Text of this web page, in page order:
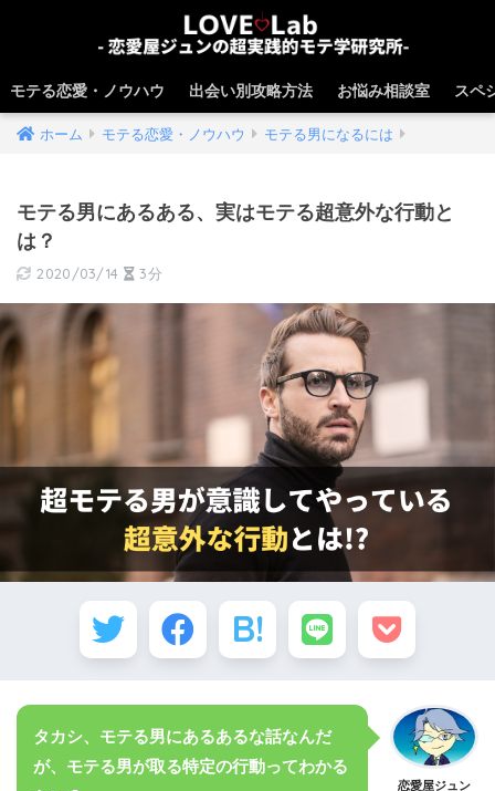
モテる恋愛・ノウハウ 出会い別攻略方法 お悩み相談室 スペ
ホーム モテる恋愛・ノウハウ モテる男になるには
モテる男にあるある、実はモテる超意外な行動と
は？
2020/03/14 3分
タカシ、モテる男にあるあるな話なんだ
が、モテる男が取る特定の行動ってわかる
恋愛屋ジュン